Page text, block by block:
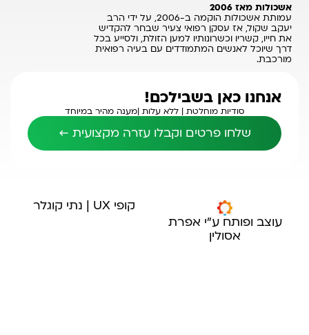
אשכולות מאז 2006
עמותת אשכולות הוקמה ב-2006, על ידי הרב
יעקב שקול, אז עסקן רפואי צעיר שבחר להקדיש
את חייו, קשריו וכשרונותיו למען הזולת, ולסייע בכל
דרך שיוכל לאנשים המתמודדים עם בעיה רפואית
מורכבת.
אנחנו כאן בשבילכם!
סודיות מוחלטת | ללא עלות |מענה מהיר במיוחד
שלחו פרטים וקבלו עזרה מקצועית ←
עוצב ופותח ע"י אפרת
אסולין
קופי UX | נתי קוגלר